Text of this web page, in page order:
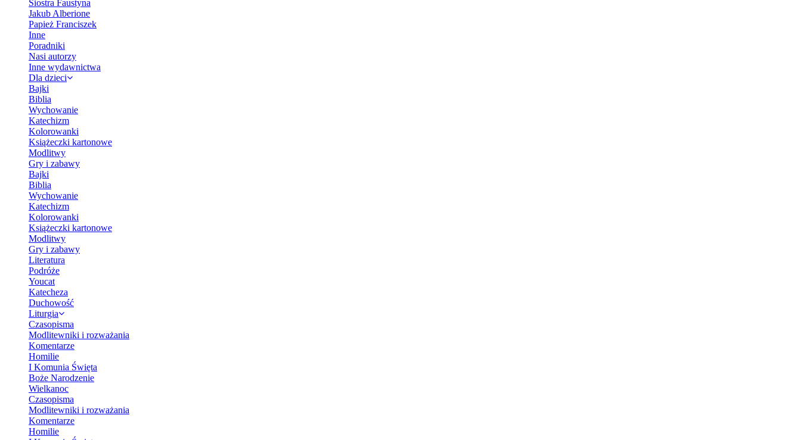
Siostra Faustyna
Jakub Alberione
Papież Franciszek
Inne
Poradniki
Nasi autorzy
Inne wydawnictwa
Dla dzieci
Bajki
Biblia
Wychowanie
Katechizm
Kolorowanki
Książeczki kartonowe
Modlitwy
Gry i zabawy
Bajki
Biblia
Wychowanie
Katechizm
Kolorowanki
Książeczki kartonowe
Modlitwy
Gry i zabawy
Literatura
Podróże
Youcat
Katecheza
Duchowość
Liturgia
Czasopisma
Modlitewniki i rozważania
Komentarze
Homilie
I Komunia Święta
Boże Narodzenie
Wielkanoc
Czasopisma
Modlitewniki i rozważania
Komentarze
Homilie